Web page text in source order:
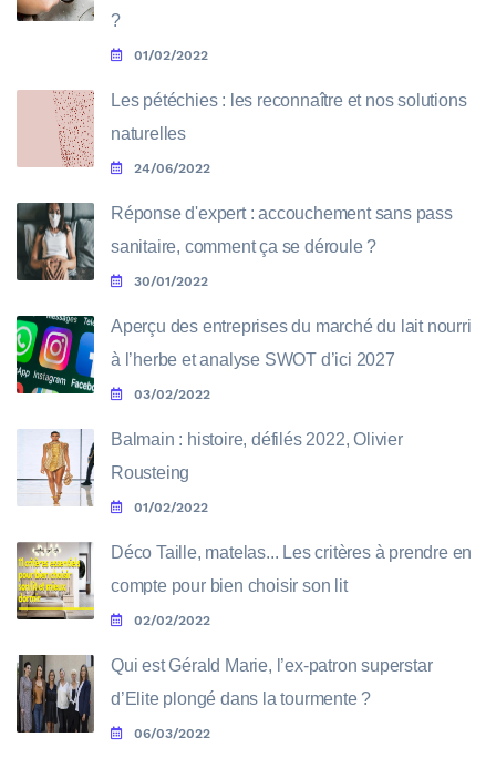
?
01/02/2022
Les pétéchies : les reconnaître et nos solutions
naturelles
24/06/2022
Réponse d'expert : accouchement sans pass
sanitaire, comment ça se déroule ?
30/01/2022
Aperçu des entreprises du marché du lait nourri
à l’herbe et analyse SWOT d’ici 2027
03/02/2022
Balmain : histoire, défilés 2022, Olivier
Rousteing
01/02/2022
Déco Taille, matelas... Les critères à prendre en
compte pour bien choisir son lit
02/02/2022
Qui est Gérald Marie, l’ex-patron superstar
d’Elite plongé dans la tourmente ?
06/03/2022